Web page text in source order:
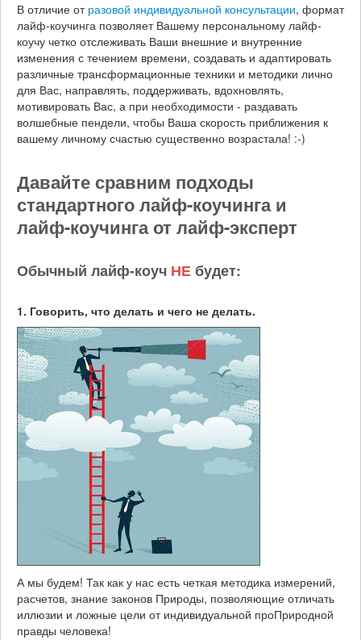
В отличие от разовой индивидуальной консультации, формат
лайф-коучинга позволяет Вашему персональному лайф-
коучу четко отслеживать Ваши внешние и внутренние
изменения с течением времени, создавать и адаптировать
различные трансформационные техники и методики лично
для Вас, направлять, поддерживать, вдохновлять,
мотивировать Вас, а при необходимости - раздавать
волшебные пендели, чтобы Ваша скорость приближения к
вашему личному счастью существенно возрастала! :-)
Давайте сравним подходы
стандартного лайф-коучинга и
лайф-коучинга от лайф-эксперт
Обычный лайф-коуч НЕ будет:
1. Говорить, что делать и чего не делать.
А мы будем! Так как у нас есть четкая методика измерений,
расчетов, знание законов Природы, позволяющие отличать
иллюзии и ложные цели от индивидуальной проПриродной
правды человека!